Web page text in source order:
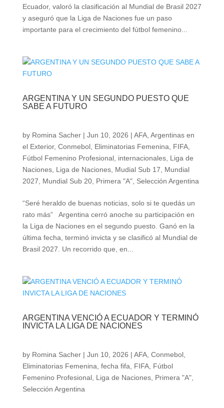
Ecuador, valoró la clasificación al Mundial de Brasil 2027
y aseguró que la Liga de Naciones fue un paso
importante para el crecimiento del fútbol femenino...
ARGENTINA Y UN SEGUNDO PUESTO QUE
SABE A FUTURO
by Romina Sacher| Jun 10, 2026 | AFA, Argentinas en
el Exterior, Conmebol, Eliminatorias Femenina FIFA,
Fútbol Femenino Profesional, internacionales, Liga de
Naciones, Liga de Naciones, Mudial Sub 17
Mundial
2027
Mundial Sub 20, Primera "A", Selección Argentina
“Seré heraldo de buenas noticias, solo si te quedás un
rato más” Argentina cerró anoche su participación en
la Liga de Naciones en el segundo puesto. Ganó en la
última fecha, terminó invicta y se clasificó al Mundial de
Brasil 2027. Un recorrido que, en...
ARGENTINA VENCIÓ A ECUADOR Y TERMINÓ
INVICTA LA LIGA DE NACIONES
by Romina Sacher| Jun 10, 2026 | AFA, Conmebol,
Eliminatorias Femenina fecha fifa FIFA, Fútbol
Femenino Profesional, Liga de Naciones, Primera "A",
Selección Argentina